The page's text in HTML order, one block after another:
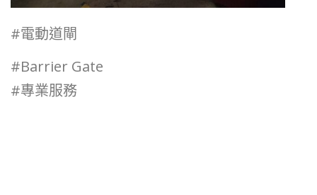
#電動道閘
#Barrier Gate
#專業服務